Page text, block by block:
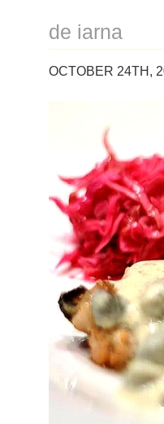
de iarna
OCTOBER 24TH,